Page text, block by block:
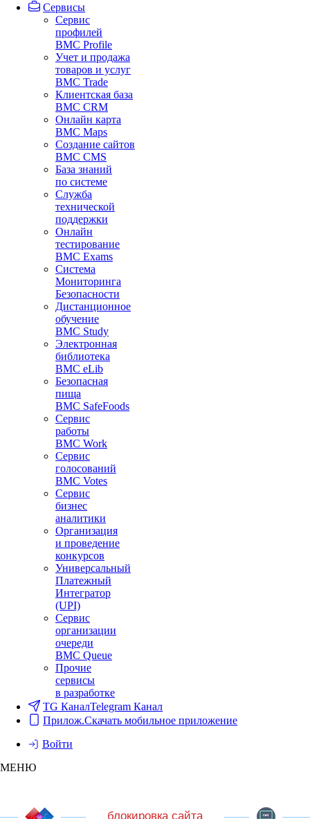
Сервисы
Сервис
профилей
BMC Profile
Учет и продажа
товаров и услуг
BMC Trade
Клиентская база
BMC CRM
Онлайн карта
BMC Maps
Создание сайтов
BMC CMS
База знаний
по системе
Служба
технической
поддержки
Онлайн
тестирование
BMC Exams
Система
Мониторинга
Безопасности
Дистанционное
обучение
BMC Study
Электронная
библиотека
BMC eLib
Безопасная
пища
BMC SafeFoods
Сервис
работы
BMC Work
Сервис
голосований
BMC Votes
Сервис
бизнес
аналитики
Организация
и проведение
конкурсов
Универсальный
Платежный
Интегратор
(UPI)
Сервис
организации
очереди
BMC Queue
Прочие
сервисы
в разработке
TG КаналTelegram Канал
Прилож.Скачать мобильное приложение
Войти
МЕНЮ
блокировка сайта